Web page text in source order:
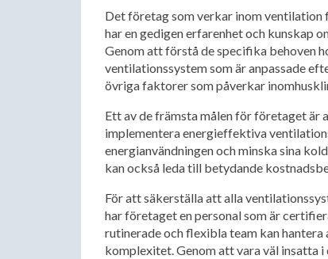
Det företag som verkar inom
har en gedigen erfarenhet och kunskap
Genom att förstå de specifika behoven
ventilationssystem som är anpassade
övriga faktorer som påverkar
Ett av de främsta målen för företaget är
implementera energieffektiva
energianvändningen och minska sina
kan också leda till betydande
För att säkerställa att alla
har företaget en personal som är
rutinerade och flexibla team kan
komplexitet. Genom att vara väl insatta